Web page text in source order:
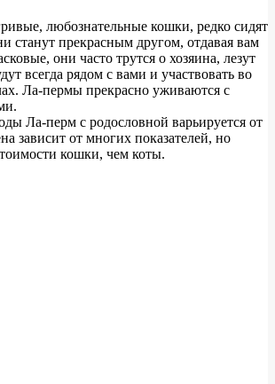
любознательные кошки, редко сидят
станут прекрасным другом, отдавая вам
они часто трутся о хозяина, лезут
всегда рядом с вами и участвовать во
Ла-пермы прекрасно уживаются с
Ла-перм с родословной варьируется от
зависит от многих показателей, но
кошки, чем коты.